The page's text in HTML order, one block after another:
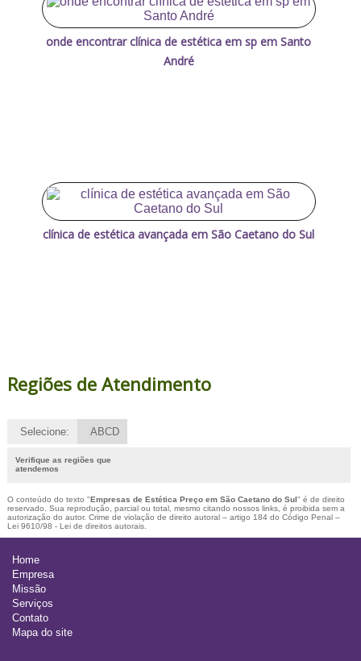
onde encontrar clínica de estética em sp em Santo
André
clínica de estética avançada em São Caetano do Sul
Regiões de Atendimento
Selecione: ABCD
Verifique as regiões que
atendemos
O conteúdo do texto "Empresas de Estética Preço em São Caetano do Sul" é de direito
reservado. Sua reprodução, parcial ou total, mesmo citando nossos links, é proibida sem a
autorização do autor. Crime de violação de direito autoral – artigo 184 do Código Penal –
Lei 9610/98 - Lei de direitos autorais.
Home
Empresa
Missão
Serviços
Contato
Mapa do site